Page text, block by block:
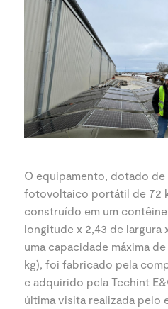
O equipamento, dotado de
fotovoltaico portátil de 72
construído em um
longitude x 2,43 de largura
uma capacidade máxima
kg), foi fabricado pela
e adquirido pela Techint
última visita realizada pelo